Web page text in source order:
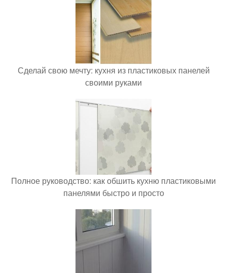
Сделай свою мечту: кухня из пластиковых панелей
своими руками
Полное руководство: как обшить кухню пластиковыми
панелями быстро и просто